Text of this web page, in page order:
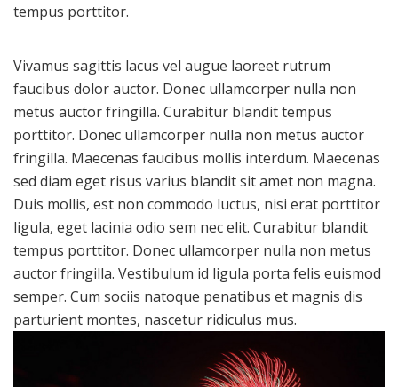
tempus porttitor.
Vivamus sagittis lacus vel augue laoreet rutrum
faucibus dolor auctor. Donec ullamcorper nulla non
metus auctor fringilla. Curabitur blandit tempus
porttitor. Donec ullamcorper nulla non metus auctor
fringilla. Maecenas faucibus mollis interdum. Maecenas
sed diam eget risus varius blandit sit amet non magna.
Duis mollis, est non commodo luctus, nisi erat porttitor
ligula, eget lacinia odio sem nec elit. Curabitur blandit
tempus porttitor. Donec ullamcorper nulla non metus
auctor fringilla. Vestibulum id ligula porta felis euismod
semper. Cum sociis natoque penatibus et magnis dis
parturient montes, nascetur ridiculus mus.